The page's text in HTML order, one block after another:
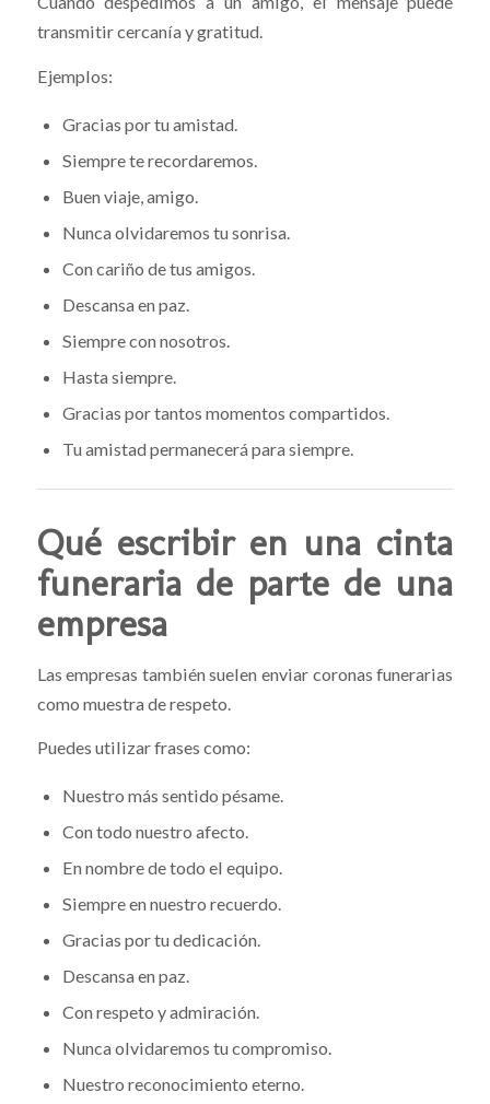
transmitir cercanía y gratitud.
Ejemplos:
Gracias por tu amistad.
Siempre te recordaremos.
Buen viaje, amigo.
Nunca olvidaremos tu sonrisa.
Con cariño de tus amigos.
Descansa en paz.
Siempre con nosotros.
Hasta siempre.
Gracias por tantos momentos compartidos.
Tu amistad permanecerá para siempre.
Qué escribir en una cinta
funeraria de parte de una
empresa
Las empresas también suelen enviar coronas funerarias
como muestra de respeto.
Puedes utilizar frases como:
Nuestro más sentido pésame.
Con todo nuestro afecto.
En nombre de todo el equipo.
Siempre en nuestro recuerdo.
Gracias por tu dedicación.
Descansa en paz.
Con respeto y admiración.
Nunca olvidaremos tu compromiso.
Nuestro reconocimiento eterno.